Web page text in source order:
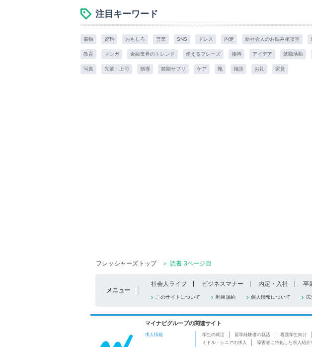
注目キーワード
書類 資料 おもしろ 営業 SNS ドレス 内定 新社会人のお悩み相談室
教育 マンガ 金融業界のトレンド 使えるフレーズ 接待 アイデア 就職活動
写真 先輩・上司 指導 芸能サプリ ケア 靴 相談 お礼 家賃
フレッシャーズトップ
＞ 読書 3ページ目
メニュー
社会人ライフ ビジネスマナー 内定・入社 卒
このサイトについて 利用規約 個人情報について
マイナビグループの関連サイト
求人情報 学生の就活 留学経験者の就活 看護学生向け
ミドル・シニアの求人
障害者に特化した求人紹介